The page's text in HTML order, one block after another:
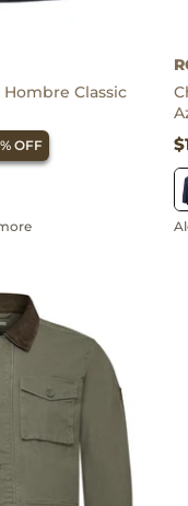
Classic
OFF